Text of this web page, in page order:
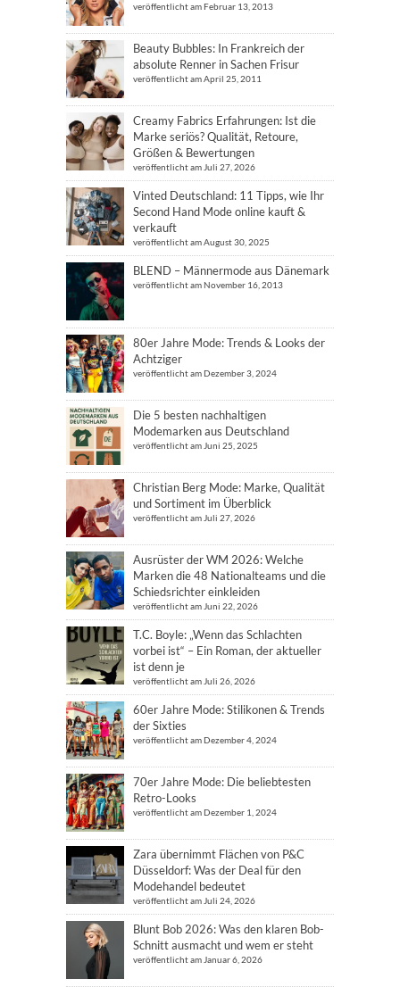
veröffentlicht am Februar 13, 2013
Beauty Bubbles: In Frankreich der
absolute Renner in Sachen Frisur
veröffentlicht am April 25, 2011
Creamy Fabrics Erfahrungen: Ist die
Marke seriös? Qualität, Retoure,
Größen & Bewertungen
veröffentlicht am Juli 27, 2026
Vinted Deutschland: 11 Tipps, wie Ihr
Second Hand Mode online kauft &
verkauft
veröffentlicht am August 30, 2025
BLEND – Männermode aus Dänemark
veröffentlicht am November 16, 2013
80er Jahre Mode: Trends & Looks der
Achtziger
veröffentlicht am Dezember 3, 2024
Die 5 besten nachhaltigen
Modemarken aus Deutschland
veröffentlicht am Juni 25, 2025
Christian Berg Mode: Marke, Qualität
und Sortiment im Überblick
veröffentlicht am Juli 27, 2026
Ausrüster der WM 2026: Welche
Marken die 48 Nationalteams und die
Schiedsrichter einkleiden
veröffentlicht am Juni 22, 2026
T.C. Boyle: „Wenn das Schlachten
vorbei ist“ – Ein Roman, der aktueller
ist denn je
veröffentlicht am Juli 26, 2026
60er Jahre Mode: Stilikonen & Trends
der Sixties
veröffentlicht am Dezember 4, 2024
70er Jahre Mode: Die beliebtesten
Retro-Looks
veröffentlicht am Dezember 1, 2024
Zara übernimmt Flächen von P&C
Düsseldorf: Was der Deal für den
Modehandel bedeutet
veröffentlicht am Juli 24, 2026
Blunt Bob 2026: Was den klaren Bob-
Schnitt ausmacht und wem er steht
veröffentlicht am Januar 6, 2026